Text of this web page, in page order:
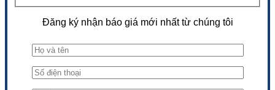
Đăng ký nhận báo giá mới nhất từ chúng tôi